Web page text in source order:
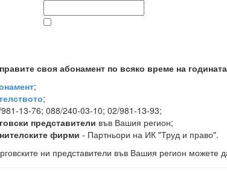
своя абонамент по всяко време на
;
;
13-76; 088/240-03-10; 02/981-13-93;
представители във Вашия регион;
фирми - Партньори на ИК "Труд и право".
ни представители във Вашия регион можете